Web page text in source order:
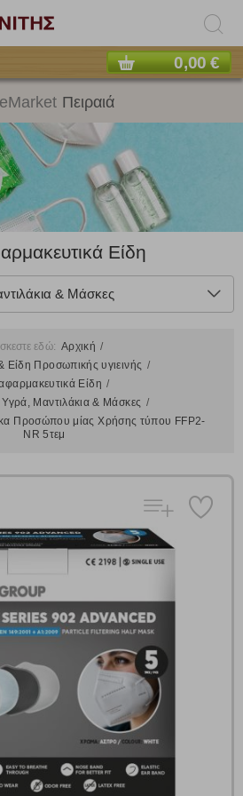
0,00 €
eMarket Πειραιά
Είδη
& Μάσκες
εδώ: Αρχική
Είδη Προσωπικής υγιεινής
Είδη
Υγρά, Μαντιλάκια & Μάσκες
Προσώπου μίας Χρήσης τύπου FFP2-
NR 5τεμ